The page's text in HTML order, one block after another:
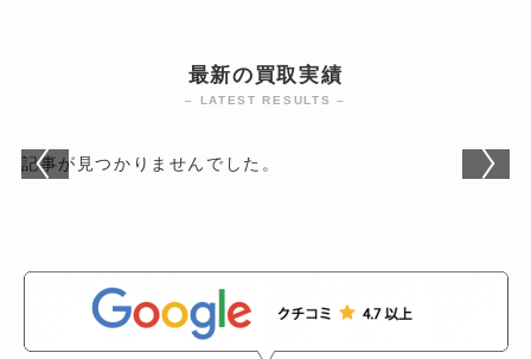
最新の買取実績
– LATEST RESULTS –
記事が見つかりませんでした。